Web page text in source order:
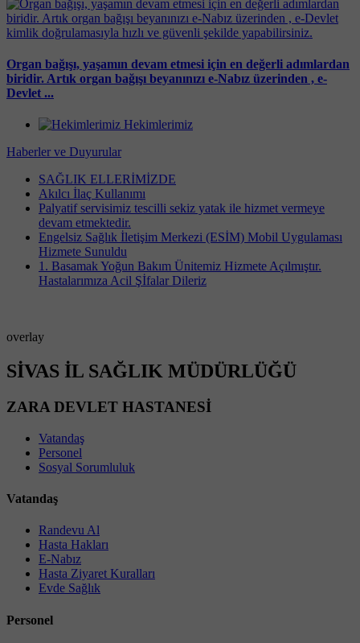
Organ bağışı, yaşamın devam etmesi için en değerli adımlardan
biridir. Artık organ bağışı beyanınızı e-Nabız üzerinden , e-
Devlet ...
Hekimlerimiz
Haberler ve Duyurular
SAĞLIK ELLERİMİZDE
Akılcı İlaç Kullanımı
Palyatif servisimiz tescilli sekiz yatak ile hizmet vermeye
devam etmektedir.
Engelsiz Sağlık İletişim Merkezi (ESİM) Mobil Uygulaması
Hizmete Sunuldu
1. Basamak Yoğun Bakım Ünitemiz Hizmete Açılmıştır.
Hastalarımıza Acil Şİfalar Dileriz
overlay
SİVAS İL SAĞLIK MÜDÜRLÜĞÜ
ZARA DEVLET HASTANESİ
Vatandaş
Personel
Sosyal Sorumluluk
Vatandaş
Randevu Al
Hasta Hakları
E-Nabız
Hasta Ziyaret Kuralları
Evde Sağlık
Personel